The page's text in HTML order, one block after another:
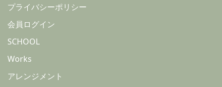
プライバシーポリシー
会員ログイン
SCHOOL
Works
アレンジメント